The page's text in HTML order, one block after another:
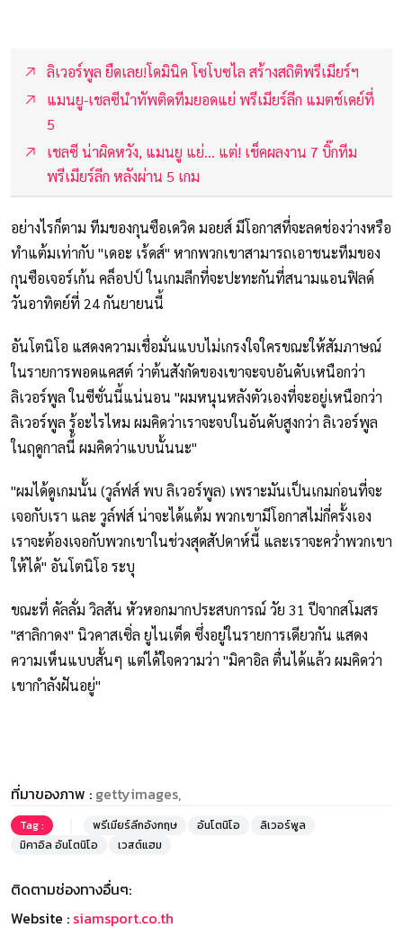
ลิเวอร์พูล ยืดเลย!โดมินิค โซโบซไล สร้างสถิติพรีเมียร์ฯ
แมนยู-เชลซีนำทัพติดทีมยอดแย่ พรีเมียร์ลีก แมตช์เดย์ที่
5
เชลซี น่าผิดหวัง, แมนยู แย่... แต่! เช็คผลงาน 7 บิ๊กทีม
พรีเมียร์ลีก หลังผ่าน 5 เกม
อย่างไรก็ตาม ทีมของกุนซือเดวิด มอยส์ มีโอกาสที่จะลดช่องว่างหรือ
ทำแต้มเท่ากับ "เดอะ เร้ดส์" หากพวกเขาสามารถเอาชนะทีมของ
กุนซือเจอร์เก้น คล็อปป์ ในเกมลีกที่จะปะทะกันที่สนามแอนฟิลด์
วันอาทิตย์ที่ 24 กันยายนนี้
อันโตนิโอ แสดงความเชื่อมั่นแบบไม่เกรงใจใครขณะให้สัมภาษณ์
ในรายการพอดแคสต์ ว่าต้นสังกัดของเขาจะจบอันดับเหนือกว่า
ลิเวอร์พูล ในซีซั่นนี้แน่นอน "ผมหนุนหลังตัวเองที่จะอยู่เหนือกว่า
ลิเวอร์พูล รู้อะไรไหม ผมคิดว่าเราจะจบในอันดับสูงกว่า ลิเวอร์พูล
ในฤดูกาลนี้ ผมคิดว่าแบบนั้นนะ"
"ผมได้ดูเกมนั้น (วูล์ฟส์ พบ ลิเวอร์พูล) เพราะมันเป็นเกมก่อนที่จะ
เจอกับเรา และ วูล์ฟส์ น่าจะได้แต้ม พวกเขามีโอกาสไม่กี่ครั้งเอง
เราจะต้องเจอกับพวกเขาในช่วงสุดสัปดาห์นี้ และเราจะคว่ำพวกเขา
ให้ได้" อันโตนิโอ ระบุ
ขณะที่ คัลลั่ม วิลสัน หัวหอกมากประสบการณ์ วัย 31 ปีจากสโมสร
"สาลิกาดง" นิวคาสเซิ่ล ยูไนเต็ด ซึ่งอยู่ในรายการเดียวกัน แสดง
ความเห็นแบบสั้นๆ แต่ได้ใจความว่า "มิคาอิล ตื่นได้แล้ว ผมคิดว่า
เขากำลังฝันอยู่"
ที่มาของภาพ : gettyimages,
Tag : พรีเมียร์ลีกอังกฤษ อันโตนิโอ
ลิเวอร์พูล
มิคาอิล อันโตนิโอ
เวสต์แฮม
ติดตามช่องทางอื่นๆ:
Website : siamsport.co.th